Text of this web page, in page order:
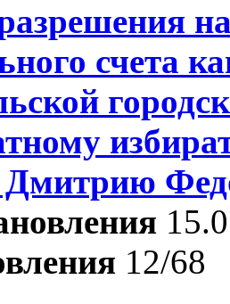
счета
12/68